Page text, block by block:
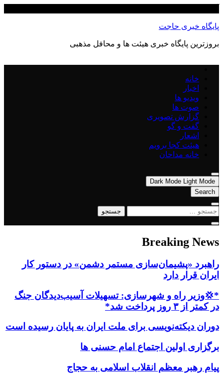
content
پایگاه خبری حاجت
بروزترین پایگاه‌ خبری هیئت ها و محافل مذهبی
خانه
اخبار
ویدیو ها
صوت ها
گزارش تصویری
گفت و گو
اشعار
هیئت کجا برویم
خانه مداحان
Dark Mode Light Mode
Search
جستجو
Breaking News
راهبرد «پشیمان‌سازی مستمر دشمن» در دستور کار
ایران قرار دارد
*💢وزیر راه و شهرسازی: تسهیلات آسیب‌دیدگان جنگ
در کمتر از ۳ روز پرداخت شد*
دوران دیکته‌نویسی برای ملت ایران به پایان رسیده است
برگزاری اولین اجتماع امام حسنی ها
پیام رهبر معظم انقلاب اسلامی به حجاج